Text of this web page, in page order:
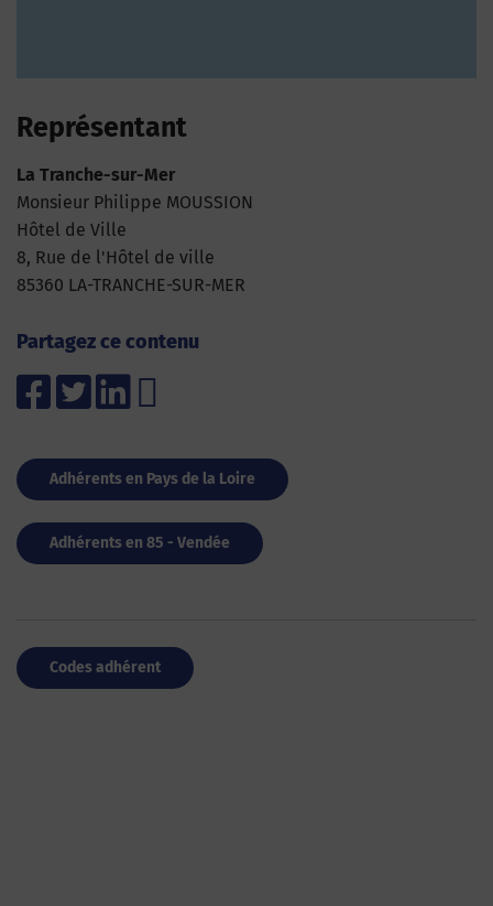
Représentant
La Tranche-sur-Mer
Monsieur Philippe MOUSSION
Hôtel de Ville
8, Rue de l'Hôtel de ville
85360 LA-TRANCHE-SUR-MER
Partagez ce contenu
Adhérents en Pays de la Loire
Adhérents en 85 - Vendée
Codes adhérent